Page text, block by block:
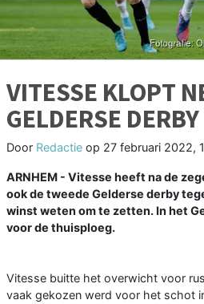
VITESSE KLOPT
GELDERSE DERBY
Door Redactie op 27 februari 2022,
ARNHEM - Vitesse heeft na de
ook de tweede Gelderse derby
winst weten om te zetten. In het
voor de thuisploeg.
Vitesse buitte het overwicht voor
vaak gekozen werd voor het schot